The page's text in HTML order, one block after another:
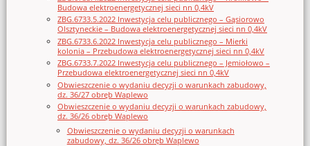
Budowa elektroenergetycznej sieci nn 0,4kV
ZBG.6733.5.2022 Inwestycja celu publicznego – Gąsiorowo
Olsztyneckie – Budowa elektroenergetycznej sieci nn 0,4kV
ZBG.6733.6.2022 Inwestycja celu publicznego – Mierki
kolonia – Przebudowa elektroenergetycznej sieci nn 0,4kV
ZBG.6733.7.2022 Inwestycja celu publicznego – Jemiołowo –
Przebudowa elektroenergetycznej sieci nn 0,4kV
Obwieszczenie o wydaniu decyzji o warunkach zabudowy,
dz. 36/27 obręb Waplewo
Obwieszczenie o wydaniu decyzji o warunkach zabudowy,
dz. 36/26 obręb Waplewo
Obwieszczenie o wydaniu decyzji o warunkach
zabudowy, dz. 36/26 obręb Waplewo